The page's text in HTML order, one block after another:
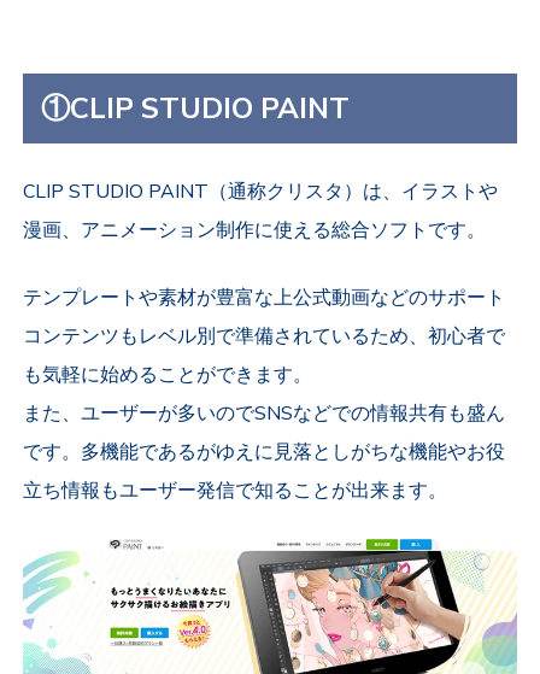
①CLIP STUDIO PAINT
CLIP STUDIO PAINT（通称クリスタ）は、イラストや
漫画、アニメーション制作に使える総合ソフトです。
テンプレートや素材が豊富な上公式動画などのサポート
コンテンツもレベル別で準備されているため、初心者で
も気軽に始めることができます。
また、ユーザーが多いのでSNSなどでの情報共有も盛ん
です。多機能であるがゆえに見落としがちな機能やお役
立ち情報もユーザー発信で知ることが出来ます。